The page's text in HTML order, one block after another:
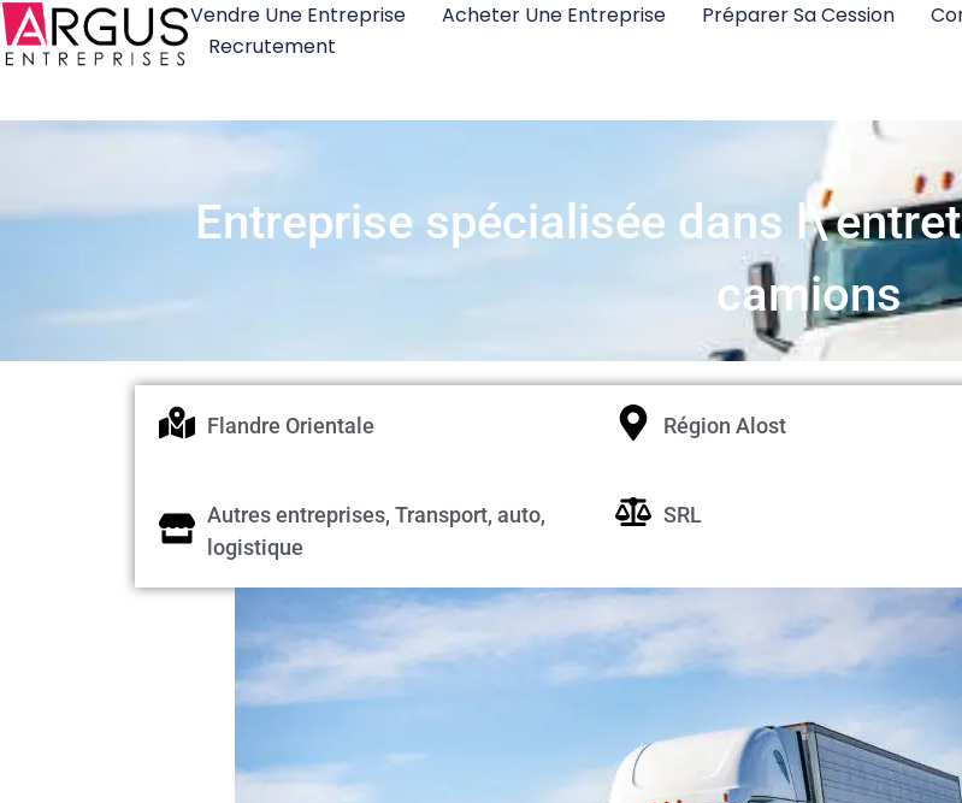
Vendre Une Entreprise Acheter Une Entreprise Préparer Sa Cession
Recrutement
Entreprise spécialisée dans
camions
Flandre Orientale Région Alost
Autres entreprises, Transport, auto,
logistique
SRL